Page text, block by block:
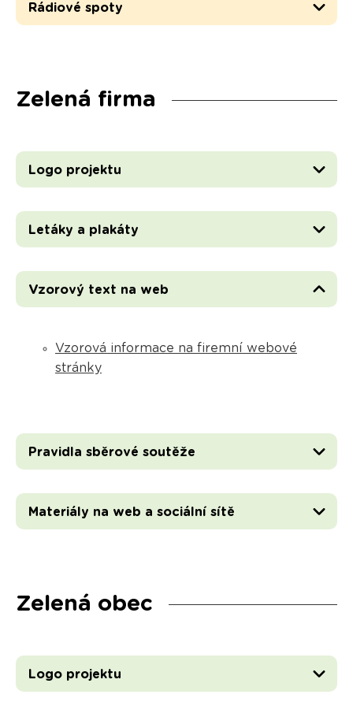
Rádiové spoty
Zelená firma
Logo projektu
Letáky a plakáty
Vzorový text na web
Vzorová informace na firemní webové
stránky
Pravidla sběrové soutěže
Materiály na web a sociální sítě
Zelená obec
Logo projektu